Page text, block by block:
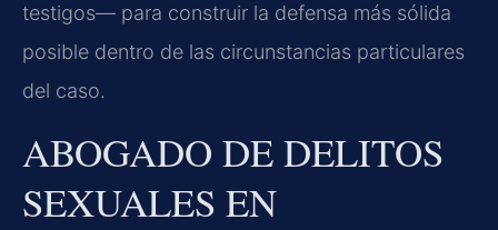
testigos— para construir la defensa más sólida
posible dentro de las circunstancias particulares
del caso.
ABOGADO DE DELITOS
SEXUALES EN